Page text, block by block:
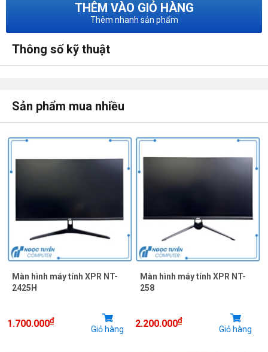
THÊM VÀO GIỎ HÀNG
Thêm nhanh sản phẩm
Thông số kỹ thuật
Sản phẩm mua nhiều
Màn hình máy tính XPR NT-
2425H
1.700.000₫
Giỏ hàng
Màn hình máy tính XPR NT-
258
2.200.000₫
Giỏ hàng